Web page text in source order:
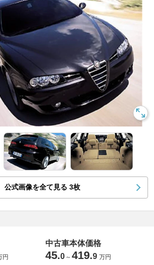
公式画像を全て見る 3枚
円
中古車本体価格
45.0 ～ 419.9 万円